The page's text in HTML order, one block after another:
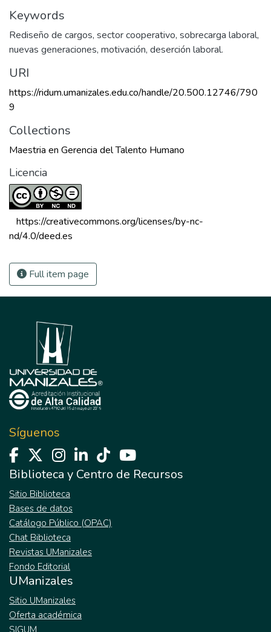
Keywords
Rediseño de cargos, sector cooperativo, sobrecarga laboral,
nuevas generaciones, motivación, deserción laboral.
URI
https://ridum.umanizales.edu.co/handle/20.500.12746/790
9
Collections
Maestria en Gerencia del Talento Humano
Licencia
https://creativecommons.org/licenses/by-nc-
nd/4.0/deed.es
Full item page
Síguenos
Biblioteca y Centro de Recursos
Sitio Biblioteca
Bases de datos
Catálogo Público (OPAC)
Chat Biblioteca
Revistas UManizales
Fondo Editorial
UManizales
Sitio UManizales
Oferta académica